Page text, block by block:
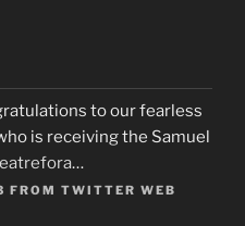
to our fearless
is receiving the Samuel
…
FROM TWITTER WEB